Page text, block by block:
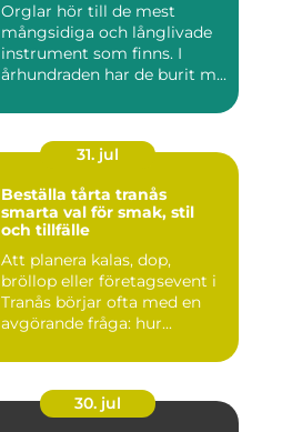
Orglar hör till de mest
mångsidiga och långlivade
instrument som finns. I
århundraden har de burit m...
31. jul
Beställa tårta tranås
smarta val för smak, stil
och tillfälle
Att planera kalas, dop,
bröllop eller företagsevent i
Tranås börjar ofta med en
avgörande fråga: hur...
30. jul